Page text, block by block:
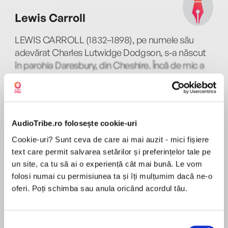
AudioTribe.ro folosește cookie-uri
Cookie-uri? Sunt ceva de care ai mai auzit - mici fișiere
text care permit salvarea setărilor și preferințelor tale pe
un site, ca tu să ai o experiență cât mai bună. Le vom
folosi numai cu permisiunea ta și îți mulțumim dacă ne-o
oferi. Poți schimba sau anula oricând acordul tău.
Humorous and whimsical verse are collated
together in these timeless readings of poetry
from our funniest writers.
Performed by Sir John Gielgud; Imogen Stubbs;
Tim Pigott-Smith; Peter Orr; Wendy Hillier.
This collection includes poems from:
• Benjamin Franklin King
• J.K. Stephen
• A.C. Swinburne
• Lewis Carroll
• Thomas Hardy
Lewis Carroll
LEWIS CARROLL (1832–1898), pe numele său
adevărat Charles Lutwidge Dodgson, s-a născut
în parohia Daresbury, din Cheshire. Încă de mic a
deosebită în a inventa jocuri şi poveşti originale. În
Acolo s-a împrietenit cu familia noului decan de la
Christ Church College, ai cărui copii, mai ales
micuţa Alice Liddell, l-au inspirat să scrie Alice în
Ţara Minunilor (1865) şi continuarea Alice în Ţara
din Oglindă (1871). Printre alte scrieri ale sale se
numără tratate matematice, texte politice, dar şi
MAI MULT
Sir John Gielgud